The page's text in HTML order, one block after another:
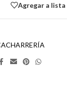
Agregar a lista